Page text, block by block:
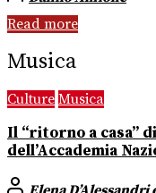
Read more
Musica
Culture Musica
Il “ritorno a casa”
dell’Accademia